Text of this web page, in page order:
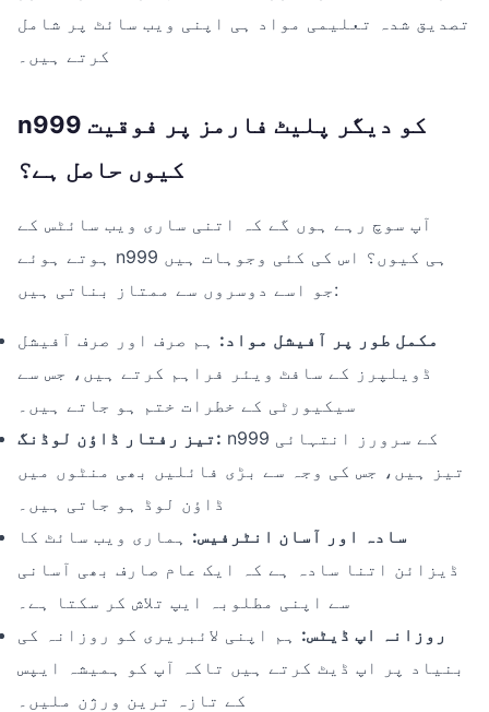
تصدیق شدہ تعلیمی مواد ہی اپنی ویب سائٹ پر شامل
کرتے ہیں۔
n999 کو دیگر پلیٹ فارمز پر فوقیت
کیوں حاصل ہے؟
آپ سوچ رہے ہوں گے کہ اتنی ساری ویب سائٹس کے
ہوتے ہوئے n999 ہی کیوں؟ اس کی کئی وجوہات ہیں
جو اسے دوسروں سے ممتاز بناتی ہیں:
مکمل طور پر آفیشل مواد: ہم صرف اور صرف آفیشل
ڈویلپرز کے سافٹ ویئر فراہم کرتے ہیں، جس سے
سیکیورٹی کے خطرات ختم ہو جاتے ہیں۔
تیز رفتار ڈاؤن لوڈنگ: n999 کے سرورز انتہائی
تیز ہیں، جس کی وجہ سے بڑی فائلیں بھی منٹوں میں
ڈاؤن لوڈ ہو جاتی ہیں۔
سادہ اور آسان انٹرفیس: ہماری ویب سائٹ کا
ڈیزائن اتنا سادہ ہے کہ ایک عام صارف بھی آسانی
سے اپنی مطلوبہ ایپ تلاش کر سکتا ہے۔
روزانہ اپ ڈیٹس: ہم اپنی لائبریری کو روزانہ کی
بنیاد پر اپ ڈیٹ کرتے ہیں تاکہ آپ کو ہمیشہ ایپس
کے تازہ ترین ورژن ملیں۔